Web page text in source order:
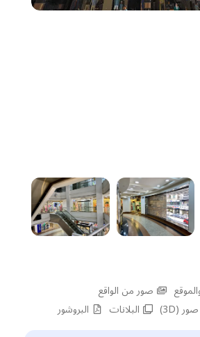
صور من الواقع
صور (3D) البلانات البروشور